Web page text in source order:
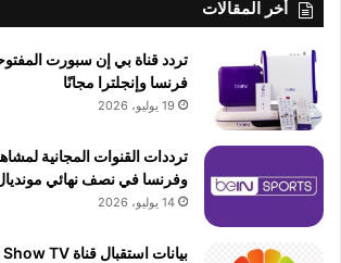
أخر المقالات
تردد قناة بي إن سبورت
فرنسا وإنجلترا مجانًا
19 يوليو، 2026
ترددات القنوات المجانية
وفرنسا في نصف نهائي مونديال
14 يوليو، 2026